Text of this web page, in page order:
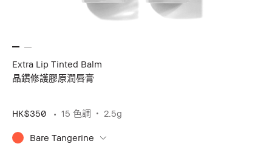
Extra Lip Tinted Balm
晶鑽修護膠原潤唇膏
HK$350 15 色調 2.5g
Bare Tangerine